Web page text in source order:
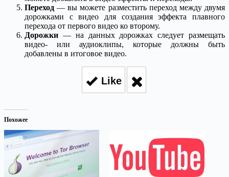
Переход — вы можете разместить переход между двумя
дорожками с видео для создания эффекта плавного
перехода от первого видео ко второму.
Дорожки — на данных дорожках следует размещать
видео- или аудиоклипы, которые должны быть
добавлены в итоговое видео.
Like
Похожее